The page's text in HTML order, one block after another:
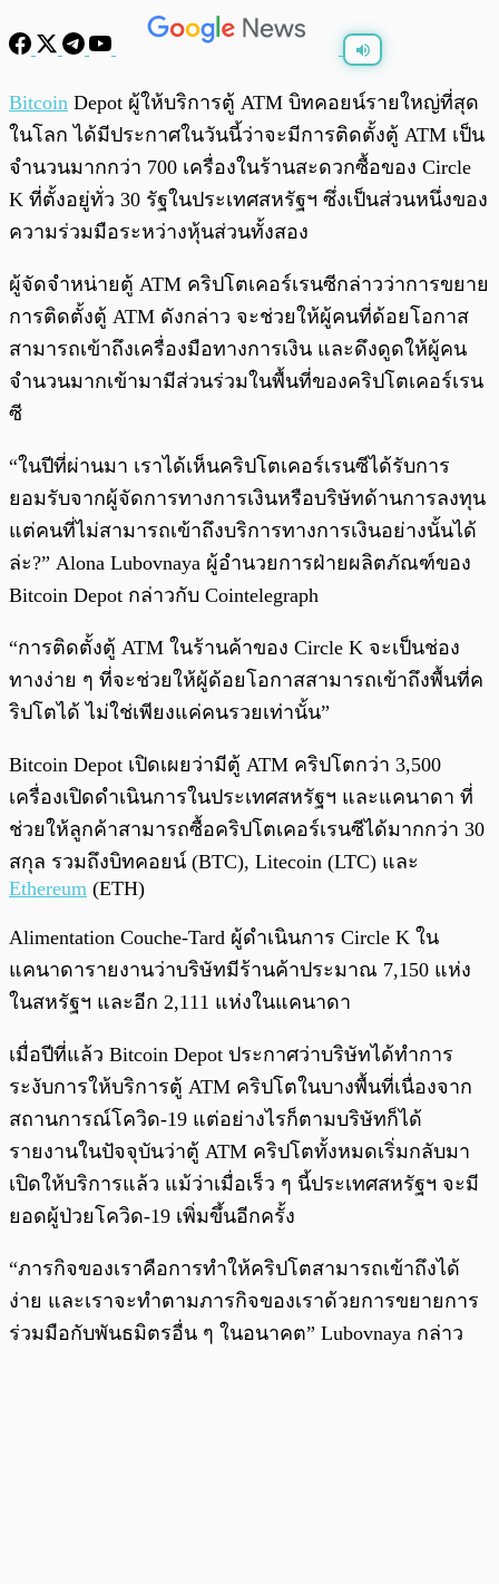
0:00/ 0:00
Bitcoin Depot ผู้ให้บริการตู้ ATM บิทคอยน์รายใหญ่ที่สุด
ในโลก ได้มีประกาศในวันนี้ว่าจะมีการติดตั้งตู้ ATM เป็น
จำนวนมากกว่า 700 เครื่องในร้านสะดวกซื้อของ Circle
K ที่ตั้งอยู่ทั่ว 30 รัฐในประเทศสหรัฐฯ ซึ่งเป็นส่วนหนึ่งของ
ความร่วมมือระหว่างหุ้นส่วนทั้งสอง
ผู้จัดจำหน่ายตู้ ATM คริปโตเคอร์เรนซีกล่าวว่าการขยาย
การติดตั้งตู้ ATM ดังกล่าว จะช่วยให้ผู้คนที่ด้อยโอกาส
สามารถเข้าถึงเครื่องมือทางการเงิน และดึงดูดให้ผู้คน
จำนวนมากเข้ามามีส่วนร่วมในพื้นที่ของคริปโตเคอร์เรน
ซี
“ในปีที่ผ่านมา เราได้เห็นคริปโตเคอร์เรนซีได้รับการ
ยอมรับจากผู้จัดการทางการเงินหรือบริษัทด้านการลงทุน
แต่คนที่ไม่สามารถเข้าถึงบริการทางการเงินอย่างนั้นได้
ล่ะ?” Alona Lubovnaya ผู้อำนวยการฝ่ายผลิตภัณฑ์ของ
Bitcoin Depot กล่าวกับ Cointelegraph
“การติดตั้งตู้ ATM ในร้านค้าของ Circle K จะเป็นช่อง
ทางง่าย ๆ ที่จะช่วยให้ผู้ด้อยโอกาสสามารถเข้าถึงพื้นที่ค
ริปโตได้ ไม่ใช่เพียงแค่คนรวยเท่านั้น”
Bitcoin Depot เปิดเผยว่ามีตู้ ATM คริปโตกว่า 3,500
เครื่องเปิดดำเนินการในประเทศสหรัฐฯ และแคนาดา ที่
ช่วยให้ลูกค้าสามารถซื้อคริปโตเคอร์เรนซีได้มากกว่า 30
สกุล รวมถึงบิทคอยน์ (BTC), Litecoin (LTC) และ
Ethereum (ETH)
Alimentation Couche-Tard ผู้ดำเนินการ Circle K ใน
แคนาดารายงานว่าบริษัทมีร้านค้าประมาณ 7,150 แห่ง
ในสหรัฐฯ และอีก 2,111 แห่งในแคนาดา
เมื่อปีที่แล้ว Bitcoin Depot ประกาศว่าบริษัทได้ทำการ
ระงับการให้บริการตู้ ATM คริปโตในบางพื้นที่เนื่องจาก
สถานการณ์โควิด-19 แต่อย่างไรก็ตามบริษัทก็ได้
รายงานในปัจจุบันว่าตู้ ATM คริปโตทั้งหมดเริ่มกลับมา
เปิดให้บริการแล้ว แม้ว่าเมื่อเร็ว ๆ นี้ประเทศสหรัฐฯ จะมี
ยอดผู้ป่วยโควิด-19 เพิ่มขึ้นอีกครั้ง
“ภารกิจของเราคือการทำให้คริปโตสามารถเข้าถึงได้
ง่าย และเราจะทำตามภารกิจของเราด้วยการขยายการ
ร่วมมือกับพันธมิตรอื่น ๆ ในอนาคต” Lubovnaya กล่าว